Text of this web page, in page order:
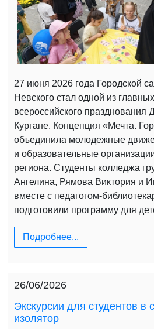
27 июня 2026 года Городской
Невского стал одной из
всероссийского празднования
Кургане. Концепция «Мечта.
объединила молодежные
и образовательные
региона. Студенты колледжа
Ангелина, Рямова Виктория и
вместе с педагогом-
подготовили программу для
Подробнее...
26/06/2026
Экскурсии для студентов в
изолятор